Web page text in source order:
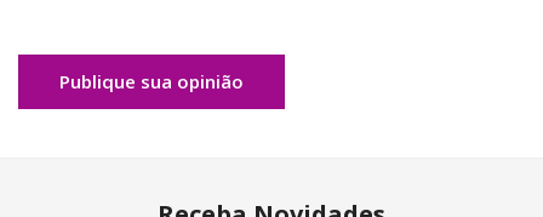
Publique sua opinião